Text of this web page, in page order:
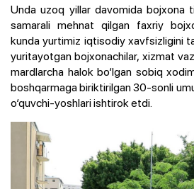
Unda uzoq yillar davomida bojxona
samarali mehnat qilgan faxriy
kunda yurtimiz iqtisodiy xavfsizligini
yuritayotgan bojxonachilar, xizmat
mardlarcha halok bo‘lgan sobiq
boshqarmaga biriktirilgan 30-sonli
o‘quvchi-yoshlari ishtirok etdi.